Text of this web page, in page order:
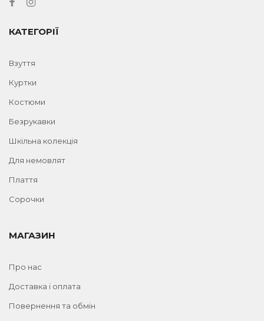
КАТЕГОРІЇ
Взуття
Куртки
Костюми
Безрукавки
Шкільна колекція
Для немовлят
Плаття
Сорочки
МАГАЗИН
Про нас
Доставка і оплата
Повернення та обмін